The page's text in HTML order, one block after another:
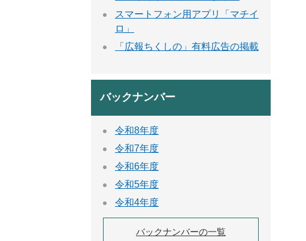
スマートフォン用アプリ「マチイ
ロ」
「広報ちくしの」有料広告の掲載
バックナンバー
令和8年度
令和7年度
令和6年度
令和5年度
令和4年度
バックナンバーの一覧